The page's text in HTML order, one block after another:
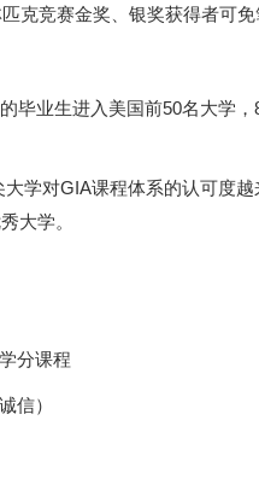
克竞赛金奖、银奖获得者可免
毕业生进入美国前50名大学
学对GIA课程体系的认可度
大学。
分课程
信）